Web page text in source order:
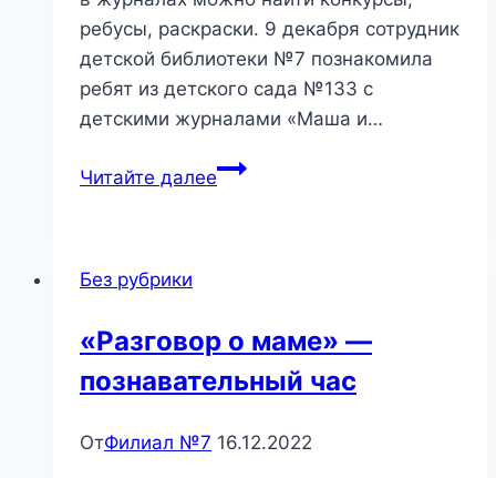
ребусы, раскраски. 9 декабря сотрудник
детской библиотеки №7 познакомила
ребят из детского сада №133 с
детскими журналами «Маша и…
Читайте далее«В
карусель
Без рубрики
«Разговор о маме» —
познавательный час
ОтФилиал №7 16.12.2022